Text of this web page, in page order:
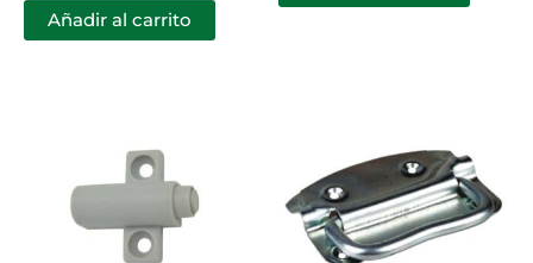
Añadir al carrito